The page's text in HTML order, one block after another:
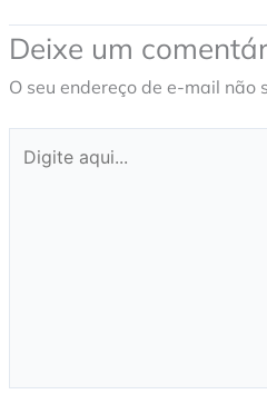
Deixe um
O seu endereço de e-mail não
aqui...